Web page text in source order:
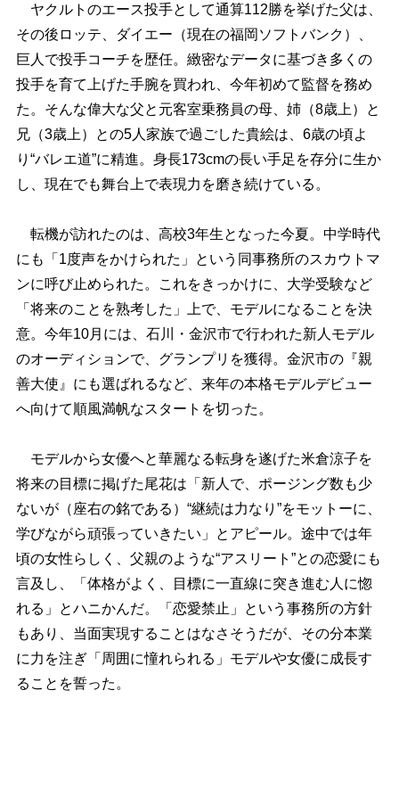
ヤクルトのエース投手として通算112勝を挙げた父は、
その後ロッテ、ダイエー（現在の福岡ソフトバンク）、
巨人で投手コーチを歴任。緻密なデータに基づき多くの
投手を育て上げた手腕を買われ、今年初めて監督を務め
た。そんな偉大な父と元客室乗務員の母、姉（8歳上）と
兄（3歳上）との5人家族で過ごした貴絵は、6歳の頃よ
り“バレエ道”に精進。身長173cmの長い手足を存分に生か
し、現在でも舞台上で表現力を磨き続けている。
転機が訪れたのは、高校3年生となった今夏。中学時代
にも「1度声をかけられた」という同事務所のスカウトマ
ンに呼び止められた。これをきっかけに、大学受験など
「将来のことを熟考した」上で、モデルになることを決
意。今年10月には、石川・金沢市で行われた新人モデル
のオーディションで、グランプリを獲得。金沢市の『親
善大使』にも選ばれるなど、来年の本格モデルデビュー
へ向けて順風満帆なスタートを切った。
モデルから女優へと華麗なる転身を遂げた米倉涼子を
将来の目標に掲げた尾花は「新人で、ポージング数も少
ないが（座右の銘である）“継続は力なり”をモットーに、
学びながら頑張っていきたい」とアピール。途中では年
頃の女性らしく、父親のような“アスリート”との恋愛にも
言及し、「体格がよく、目標に一直線に突き進む人に惚
れる」とハニかんだ。「恋愛禁止」という事務所の方針
もあり、当面実現することはなさそうだが、その分本業
に力を注ぎ「周囲に憧れられる」モデルや女優に成長す
ることを誓った。